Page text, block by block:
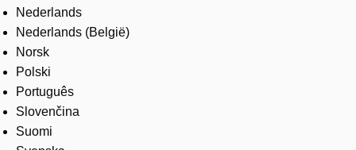
Nederlands
Nederlands (België)
Norsk
Polski
Português
Slovenčina
Suomi